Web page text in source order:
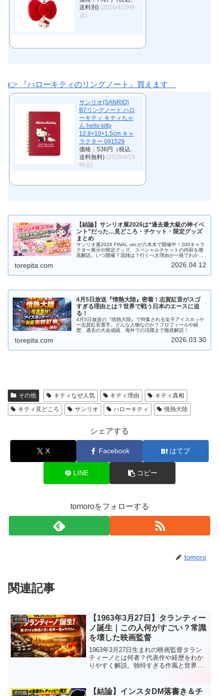
送料別) (2026/4/19時
点)
👉 『ハローキティのリングノート』買えます
サンリオ(SANRIO)
B7リングノート ハロ
ーキティ キティちゃ
ん hello kitty
12.8×10×1.5cm キャ
ラクター 091529
価格：536円（税込、
送料無料) (2026/4/19
時点)
【結論】サンリオ展2026は“過去最大級の神イベ
ント”だった…見どころ・チケット・限定グッズ
まとめ
サンリオ展2026 FINAL ver.が六本木で開催中！200キャラ
クター展示や限定グッズ、スペシャルチケットの内容を徹
底解説。いつ開催？混雑は？行くべき理由が一発でわかる
torepita.com 2026.04.12
4月5日放送『情熱大陸』密着！志賀紅音がスゴ
すぎる理由とは？世界で戦う日本のエースに迫
る！
4月5日放送の『情熱大陸』で特集される女子アイスホッケ
ー志賀紅音選手。どんな人物なのか？プロフィールや経
歴、過去の大会成績、海外での活躍まで徹底解説！
torepita.com 2026.03.30
その他 キティなぜ人気 キティ理由
キティ真相
キティ見どころ
サンリオ ハローキティ 情熱大陸
シェアする
X Facebook はてブ
LINE コピー
tomoroをフォローする
tomoro
関連記事
その他
【1963年3月27日】タランティー
ノ誕生｜この人何がすごい？常識
を壊した映画監督
1963年3月27日生まれの映画監督タラン
ティーノとは何者？代表作や経歴をわか
りやすく解説。独特すぎる作風と世界的
その他
【結論】インスタDM落書き＆チ